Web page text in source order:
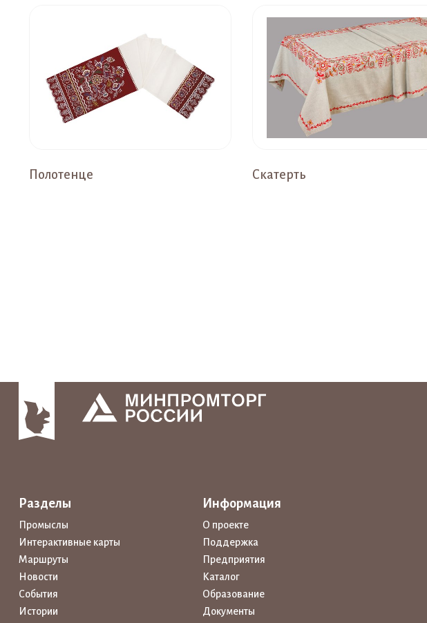
Полотенце Скатерть
Разделы
Промыслы
Интерактивные карты
Маршруты
Новости
События
Истории
Информация
О проекте
Поддержка
Предприятия
Каталог
Образование
Документы